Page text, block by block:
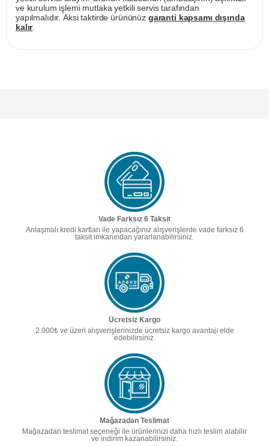
ve kurulum işlemi mutlaka yetkili servis tarafından
yapılmalıdır. Aksi taktirde ürününüz garanti kapsamı dışında
kalır.
Vade Farksız 6 Taksit
Anlaşmalı kredi kartları ile yapacağınız alışverişlerde vade farksız 6
taksit imkanından yararlanabilirsiniz.
Ücretsiz Kargo
2.000₺ ve üzeri alışverişlerinizde ücretsiz kargo avantajı elde
edebilirsiniz.
Mağazadan Teslimat
Mağazadan teslimat seçeneği ile ürünlerinizi daha hızlı teslim alabilir
ve indirim kazanabilirsiniz.